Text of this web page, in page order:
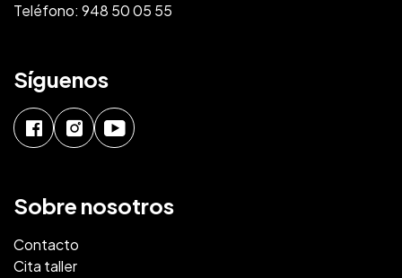
Teléfono: 948 50 05 55
Síguenos
Sobre nosotros
Contacto
Cita taller